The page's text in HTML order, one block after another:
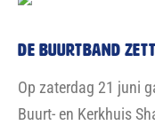
DE BUURTBAND
Op zaterdag 21 juni
Buurt- en Kerkhuis